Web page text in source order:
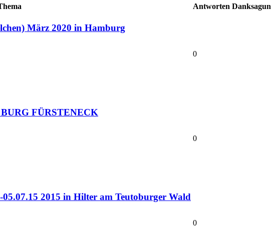
Antworten
März 2020 in Hamburg
0
FÜRSTENECK
0
2015 in Hilter am Teutoburger Wald
0